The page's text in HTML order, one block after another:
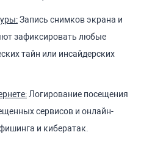
Запись снимков экрана и
зафиксировать любые
тайн или инсайдерских
Логирование посещения
сервисов и онлайн-
и кибератак.